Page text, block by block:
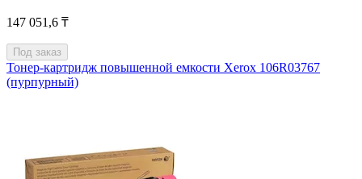
147 051,6 ₸
Под заказ
Тонер-картридж повышенной емкости Xerox 106R03767
(пурпурный)